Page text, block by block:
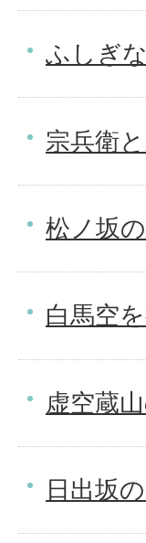
ふしぎ
宗兵衛
松ノ坂
白馬空を
虚空蔵
日出坂